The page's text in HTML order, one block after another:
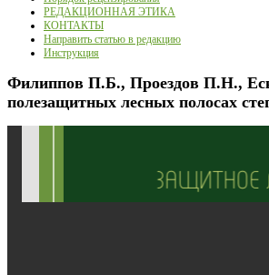
РЕДАКЦИОННАЯ ЭТИКА
КОНТАКТЫ
Направить статью в редакцию
Инструкция
Филиппов П.Б., Проездов П.Н.,
полезащитных лесных полосах